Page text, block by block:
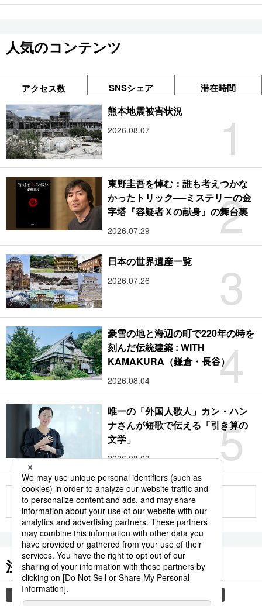
人気のコンテンツ
アクセス数 SNSシェア 滞在時間
1
熊本地震被害状況
2026.08.07
2
東野圭吾を悼む：誰も考えつかな
かったトリック──ミステリーの金
字塔『容疑者Ｘの献身』の舞台裏
2026.07.29
3
日本の世界遺産一覧
2026.07.26
4
豪雪の地と海辺の町で220年の時を
刻んだ伝統建築 : WITH
KAMAKURA（鎌倉・長谷）
2026.08.04
5
唯一の「外国人歌人」カン・ハン
ナさんが短歌で伝える「引き算の
文学」
2026.08.03
もっと見る
注目のキーワード
共同通信ニュース